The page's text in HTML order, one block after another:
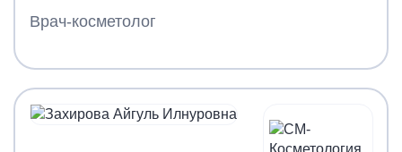
Врач-косметолог